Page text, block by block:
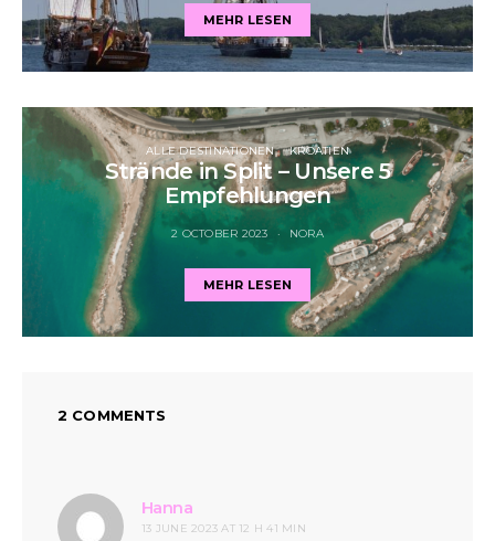
MEHR LESEN
ALLE DESTINATIONEN KROATIEN
Strände in Split – Unsere 5
Empfehlungen
2 OCTOBER 2023 NORA
MEHR LESEN
2 COMMENTS
Hanna
13 JUNE 2023 AT 12 H 41 MIN